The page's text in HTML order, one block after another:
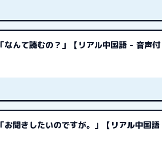
「なんて読むの？」【リアル中国語 - 音声付
「お聞きしたいのですが。」【リアル中国語